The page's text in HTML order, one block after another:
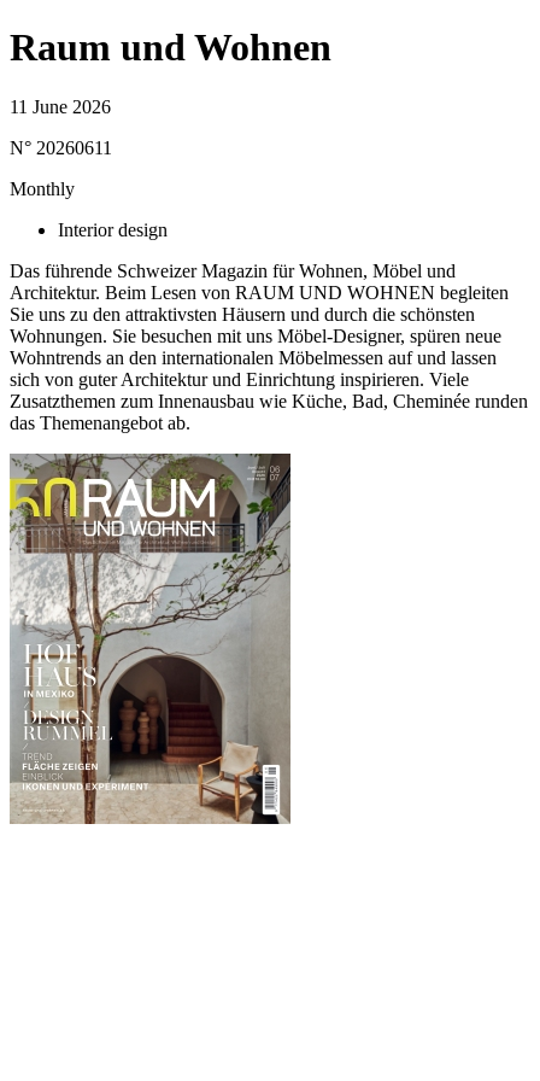
Raum und Wohnen
11 June 2026
N° 20260611
Monthly
Interior design
Das führende Schweizer Magazin für Wohnen, Möbel und
Architektur. Beim Lesen von RAUM UND WOHNEN begleiten
Sie uns zu den attraktivsten Häusern und durch die schönsten
Wohnungen. Sie besuchen mit uns Möbel-Designer, spüren neue
Wohntrends an den internationalen Möbelmessen auf und lassen
sich von guter Architektur und Einrichtung inspirieren. Viele
Zusatzthemen zum Innenausbau wie Küche, Bad, Cheminée runden
das Themenangebot ab.